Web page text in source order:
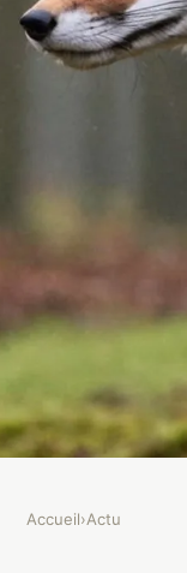
Accueil›Actu